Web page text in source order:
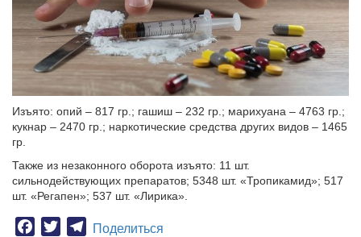
Изъято: опий – 817 гр.; гашиш – 232 гр.; марихуана – 4763 гр.;
кукнар – 2470 гр.; наркотические средства других видов – 1465
гр.
Также из незаконного оборота изъято: 11 шт.
сильнодействующих препаратов; 5348 шт. «Тропикамид»; 517
шт. «Регапен»; 537 шт. «Лирика».
Facebook
TwitterTelegram
Поделиться